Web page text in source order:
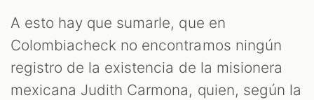
A esto hay que sumarle, que en
Colombiacheck no encontramos ningún
registro de la existencia de la misionera
mexicana Judith Carmona, quien, según la